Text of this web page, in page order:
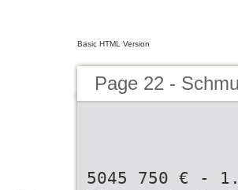
Basic HTML Version
Page 22 -
5045 750 € -